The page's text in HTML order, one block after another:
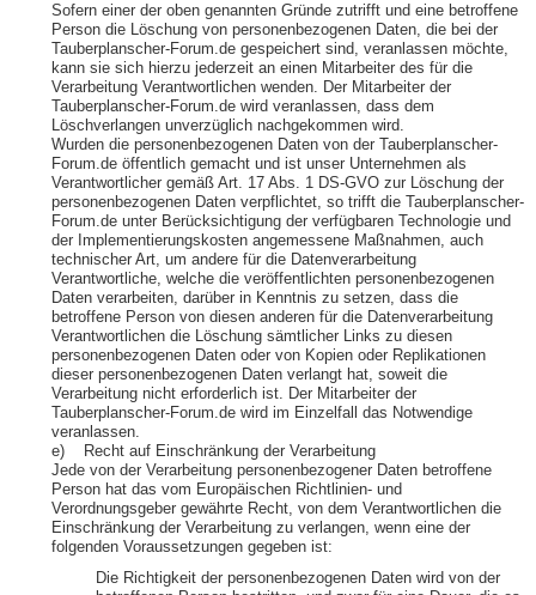
Sofern einer der oben genannten Gründe zutrifft und eine betroffene
Person die Löschung von personenbezogenen Daten, die bei der
Tauberplanscher-Forum.de gespeichert sind, veranlassen möchte,
kann sie sich hierzu jederzeit an einen Mitarbeiter des für die
Verarbeitung Verantwortlichen wenden. Der Mitarbeiter der
Tauberplanscher-Forum.de wird veranlassen, dass dem
Löschverlangen unverzüglich nachgekommen wird.
Wurden die personenbezogenen Daten von der Tauberplanscher-
Forum.de öffentlich gemacht und ist unser Unternehmen als
Verantwortlicher gemäß Art. 17 Abs. 1 DS-GVO zur Löschung der
personenbezogenen Daten verpflichtet, so trifft die Tauberplanscher-
Forum.de unter Berücksichtigung der verfügbaren Technologie und
der Implementierungskosten angemessene Maßnahmen, auch
technischer Art, um andere für die Datenverarbeitung
Verantwortliche, welche die veröffentlichten personenbezogenen
Daten verarbeiten, darüber in Kenntnis zu setzen, dass die
betroffene Person von diesen anderen für die Datenverarbeitung
Verantwortlichen die Löschung sämtlicher Links zu diesen
personenbezogenen Daten oder von Kopien oder Replikationen
dieser personenbezogenen Daten verlangt hat, soweit die
Verarbeitung nicht erforderlich ist. Der Mitarbeiter der
Tauberplanscher-Forum.de wird im Einzelfall das Notwendige
veranlassen.
e) Recht auf Einschränkung der Verarbeitung
Jede von der Verarbeitung personenbezogener Daten betroffene
Person hat das vom Europäischen Richtlinien- und
Verordnungsgeber gewährte Recht, von dem Verantwortlichen die
Einschränkung der Verarbeitung zu verlangen, wenn eine der
folgenden Voraussetzungen gegeben ist:
Die Richtigkeit der personenbezogenen Daten wird von der